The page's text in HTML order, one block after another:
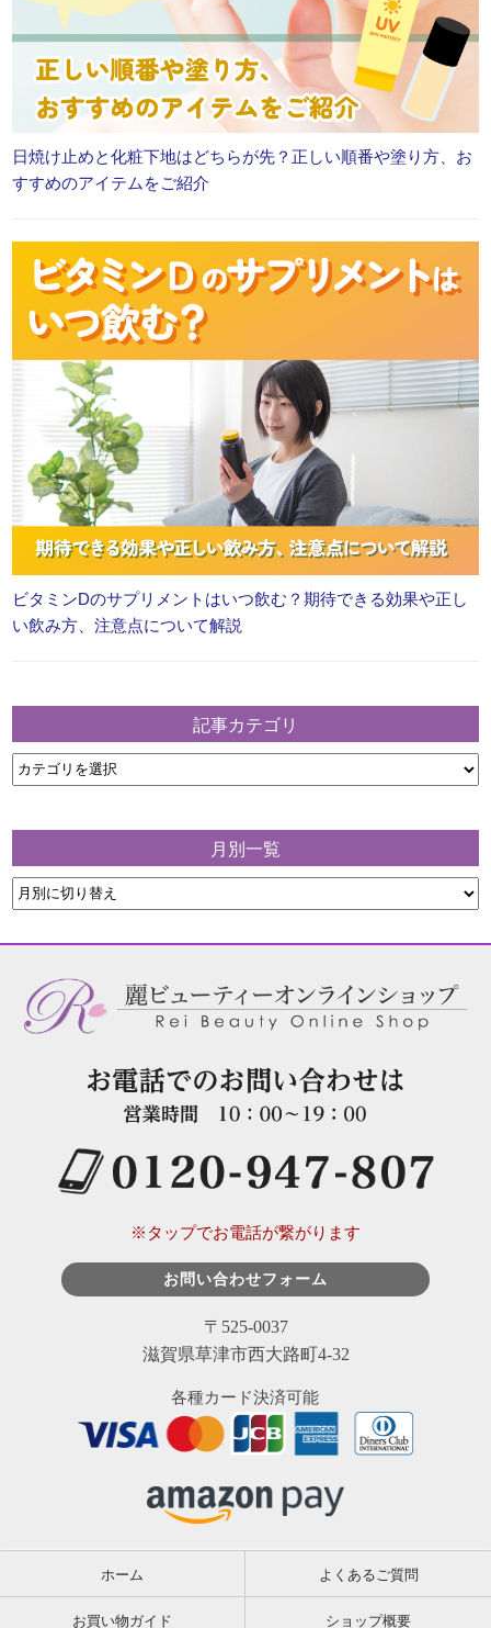
日焼け止めと化粧下地はどちらが先？正しい順番や塗り方、お
すすめのアイテムをご紹介
ビタミンDのサプリメントはいつ飲む？期待できる効果や正し
い飲み方、注意点について解説
記事カテゴリ
月別一覧
※タップでお電話が繋がります
お問い合わせフォーム
〒525-0037
滋賀県草津市西大路町4-32
各種カード決済可能
ホーム よくあるご質問
お買い物ガイド ショップ概要